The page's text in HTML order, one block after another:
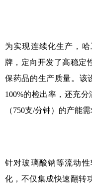
为实现连续化生产，
牌，定向开发了高稳定
保药品的生产质量。该
100%的检出率，还充分
（750支/分钟）的产能需
针对玻璃酸钠等流动
化，不仅集成快速翻转